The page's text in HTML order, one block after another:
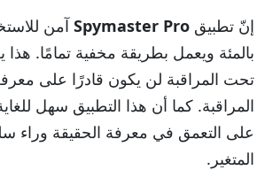
إنّ تطبيق Spymaster Proآمن
بالمئة ويعمل بطريقة مخفية تمامًا.
تحت المراقبة لن يكون قادرًا على
المراقبة. كما أن هذا التطبيق سهل
على التعمق في معرفة الحقيقة وراء
المتغير.